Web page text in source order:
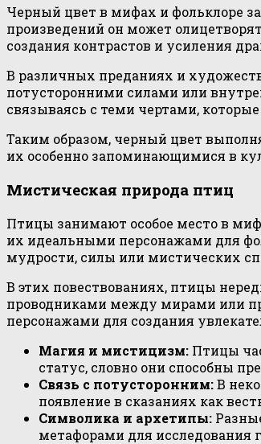
Черный цвет в мифах и фольклоре
произведений он может
создания контрастов и усиления
В различных преданиях и
потусторонними силами или
связываясь с теми чертами,
Таким образом, черный цвет
их особенно запоминающимися в
Мистическая природа птиц
Птицы занимают особое место в
их идеальными персонажами для
мудрости, силы или мистических
В этих повествованиях, птицы
проводниками между мирами или
персонажами для создания
Магия и мистицизм: Птицы
статус, словно они способны
Связь с потусторонним:В
появление в сказаниях как
Символика и архетипы:
метафорами для исследования